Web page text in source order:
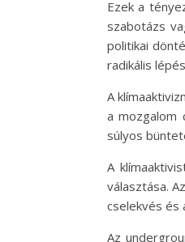
Ezek a
szabotázs
politikai
radikális
A
a mozgalom
súlyos
A
választása.
cselekvés és
Az